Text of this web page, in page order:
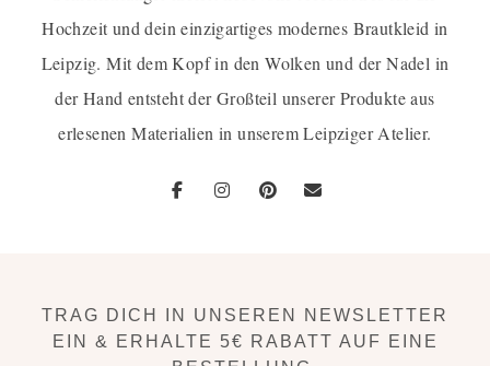
Hochzeit und dein einzigartiges modernes Brautkleid in
Leipzig. Mit dem Kopf in den Wolken und der Nadel in
der Hand entsteht der Großteil unserer Produkte aus
erlesenen Materialien in unserem Leipziger Atelier.
TRAG DICH IN UNSEREN NEWSLETTER
EIN & ERHALTE 5€ RABATT AUF EINE